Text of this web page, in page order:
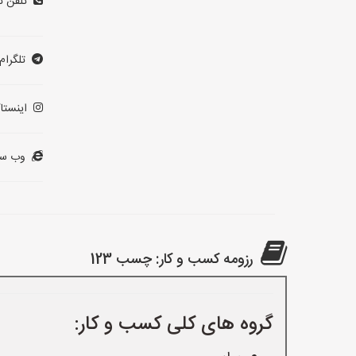
وب
رزومه کسب و کار: چسب 123
گروه های کلی کسب و کار: